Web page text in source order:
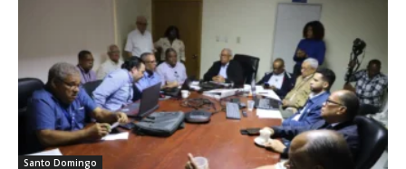
Santo Domingo